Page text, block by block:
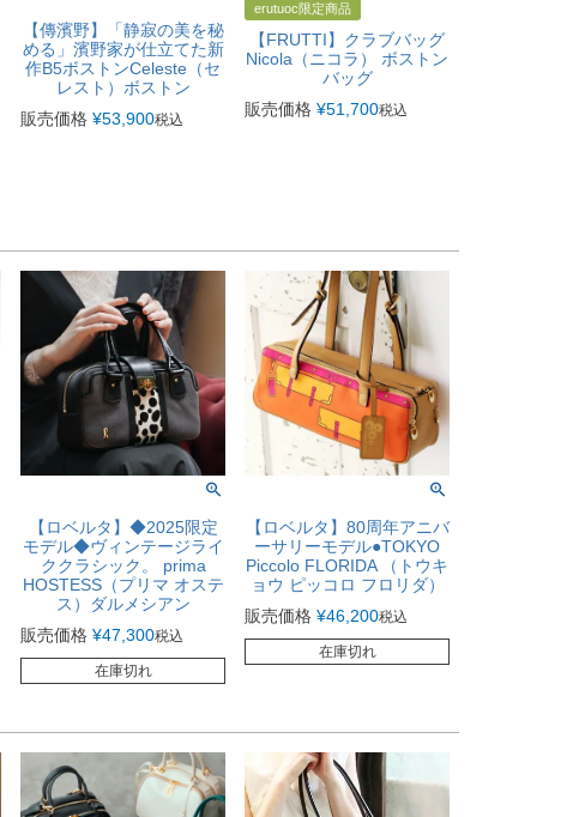
【傳濱野】「静寂の美を秘
める」濱野家が仕立てた新
作B5ボストンCeleste（セ
レスト）ボストン
販売価格 ¥53,900税込
erutuoc限定商品
【FRUTTI】クラブバッグ
Nicola（ニコラ） ボストン
バッグ
販売価格 ¥51,700税込
【ロベルタ】◆2025限定
モデル◆ヴィンテージライ
ククラシック。 prima
HOSTESS（プリマ オステ
ス）ダルメシアン
販売価格 ¥47,300税込
在庫切れ
【ロベルタ】80周年アニバ
ーサリーモデル●TOKYO
Piccolo FLORIDA （トウキ
ョウ ピッコロ フロリダ）
販売価格 ¥46,200税込
在庫切れ